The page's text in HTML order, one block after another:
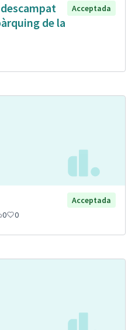
de la
Acceptada
Acceptada
0 0